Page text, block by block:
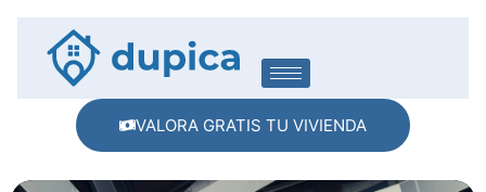
VALORA GRATIS TU VIVIENDA